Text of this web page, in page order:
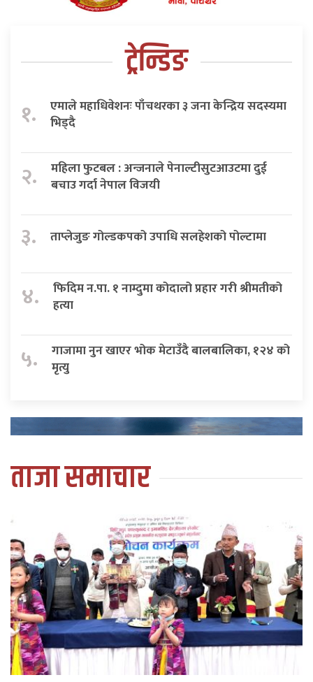
ट्रेन्डिङ
१.
एमाले महाधिवेशनः पाँचथरका ३ जना केन्द्रिय सदस्यमा
भिड्दै
२.
महिला फुटबल : अन्जनाले पेनाल्टीसुटआउटमा दुई
बचाउ गर्दा नेपाल विजयी
३. ताप्लेजुङ गोल्डकपको उपाधि सलहेशको पोल्टामा
४.
फिदिम न.पा. १ नाम्दुमा कोदालो प्रहार गरी श्रीमतीको
हत्या
५.
गाजामा नुन खाएर भोक मेटाउँदै बालबालिका, १२४ को
मृत्यु
ताजा समाचार